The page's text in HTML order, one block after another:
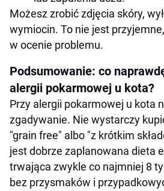
Możesz zrobić zdjęcia skóry,
wymiocin. To nie jest
w ocenie problemu.
Podsumowanie: co
alergii pokarmowej u kota?
Przy alergii pokarmowej u kota
zgadywanie. Nie wystarczy
"grain free" albo "z krótkim
jest dobrze zaplanowana dieta
trwająca zwykle co najmniej 8
bez przysmaków i